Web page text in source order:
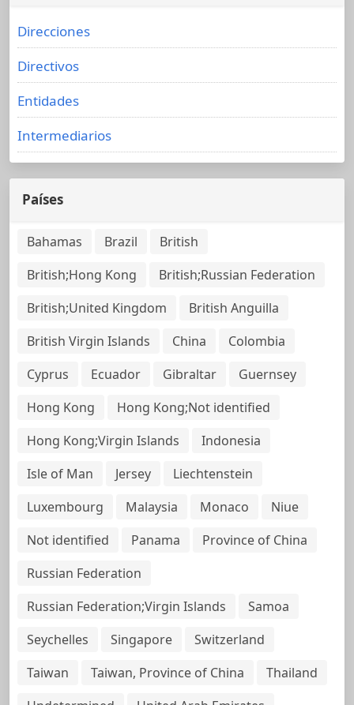
Direcciones
Directivos
Entidades
Intermediarios
Países
Bahamas Brazil
British
British;Hong Kong
British;Russian Federation
British;United Kingdom
British Anguilla
British Virgin Islands
China
Colombia
Cyprus
Ecuador Gibraltar
Guernsey
Hong Kong
Hong Kong;Not identified
Hong Kong;Virgin Islands
Indonesia
Isle of Man
Jersey
Liechtenstein
Luxembourg
Malaysia Monaco
Niue
Not identified
Panama
Province of China
Russian Federation
Russian Federation;Virgin Islands
Samoa
Seychelles
Singapore
Switzerland
Taiwan
Taiwan, Province of China
Thailand